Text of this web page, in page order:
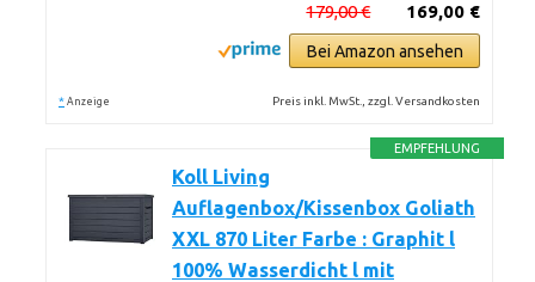
169,00 €
179,00 €
Bei Amazon ansehen
* Anzeige Preis inkl. MwSt., zzgl. Versandkosten
EMPFEHLUNG
Koll Living
Auflagenbox/Kissenbox Goliath
XXL 870 Liter Farbe : Graphit l
100% Wasserdicht l mit